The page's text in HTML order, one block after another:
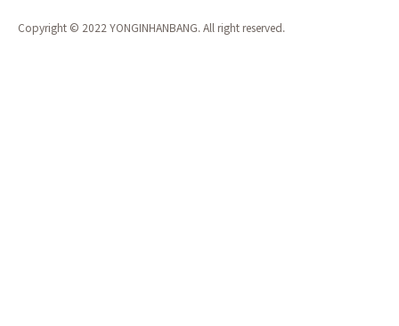
Copyright © 2022 YONGINHANBANG. All right reserved.